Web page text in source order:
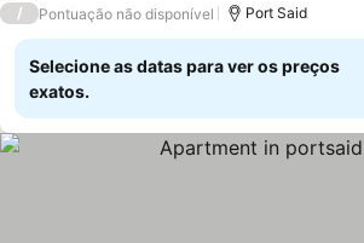
/ Pontuação não disponível Port Said
Selecione as datas para ver os preços
exatos.